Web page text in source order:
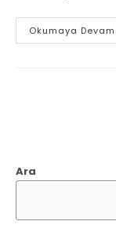
Okumaya
Ara